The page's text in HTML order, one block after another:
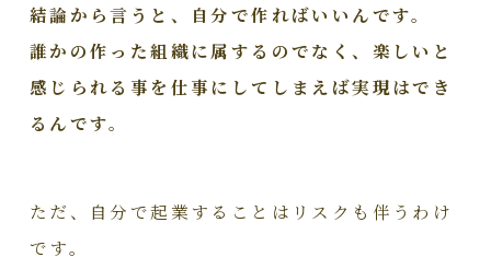
結論から言うと、自分で作ればいいんです。
誰かの作った組織に属するのでなく、楽しいと
感じられる事を仕事にしてしまえば実現はでき
るんです。
ただ、自分で起業することはリスクも伴うわけ
です。